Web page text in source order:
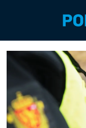
Emne:
rune
lausund